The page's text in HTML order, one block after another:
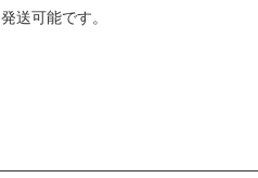
送可能です。